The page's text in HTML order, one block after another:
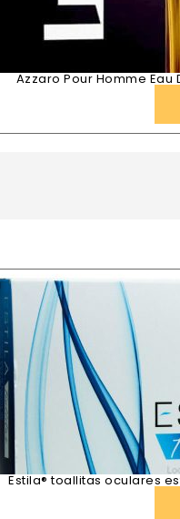
Azzaro Pour Homme Eau
Estila® toallitas oculares